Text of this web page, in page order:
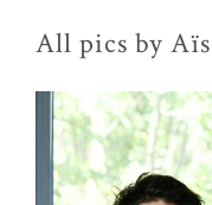
All pics by